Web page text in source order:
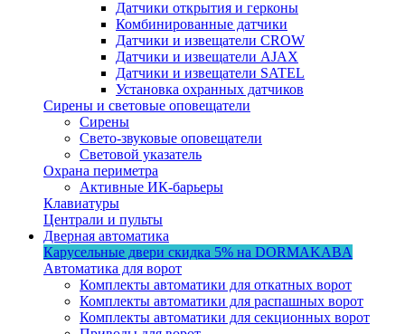
Датчики открытия и герконы
Комбинированные датчики
Датчики и извещатели CROW
Датчики и извещатели AJAX
Датчики и извещатели SATEL
Установка охранных датчиков
Сирены и световые оповещатели
Сирены
Свето-звуковые оповещатели
Световой указатель
Охрана периметра
Активные ИК-барьеры
Клавиатуры
Централи и пульты
Дверная автоматика
Карусельные двери скидка 5% на DORMAKABA
Автоматика для ворот
Комплекты автоматики для откатных ворот
Комплекты автоматики для распашных ворот
Комплекты автоматики для секционных ворот